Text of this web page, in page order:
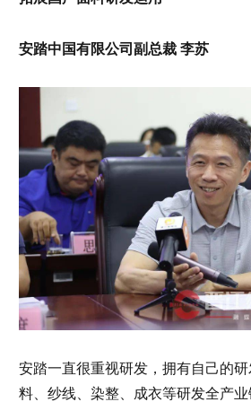
安踏中国有限公司副总裁 李苏
安踏一直很重视研发，拥有自己的
料、纱线、染整、成衣等研发全产